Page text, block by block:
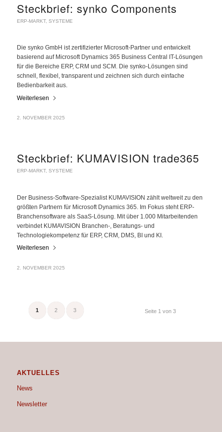
Steckbrief: synko Components
ERP-MARKT, SYSTEME
Die synko GmbH ist zertifizierter Microsoft-Partner und entwickelt
basierend auf Microsoft Dynamics 365 Business Central IT-Lösungen
für die Bereiche ERP, CRM und SCM. Die synko-Lösungen sind
schnell, flexibel, transparent und zeichnen sich durch einfache
Bedienbarkeit aus.
Weiterlesen
2. NOVEMBER 2025
Steckbrief: KUMAVISION trade365
ERP-MARKT, SYSTEME
Der Business-Software-Spezialist KUMAVISION zählt weltweit zu den
größten Partnern für Microsoft Dynamics 365. Im Fokus steht ERP-
Branchensoftware als SaaS-Lösung. Mit über 1.000 Mitarbeitenden
verbindet KUMAVISION Branchen-, Beratungs- und
Technologiekompetenz für ERP, CRM, DMS, BI und KI.
Weiterlesen
2. NOVEMBER 2025
Seite 1 von 3
1 2 3
AKTUELLES
News
Newsletter